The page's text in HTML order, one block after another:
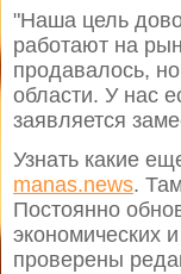
"Наша цель
работают на
продавалось,
области. У нас
заявляется
Узнать какие
manas.news.
Постоянно
экономических
проверены